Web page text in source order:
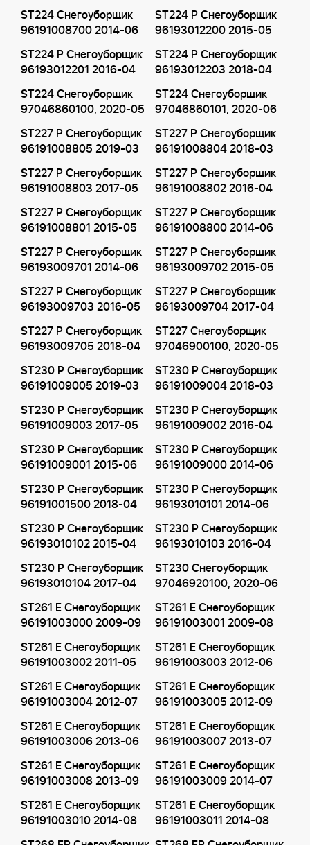
ST224 Снегоуборщик
96191008700 2014-06
ST224 P Снегоуборщик
96193012200 2015-05
ST224 P Снегоуборщик
96193012201 2016-04
ST224 P Снегоуборщик
96193012203 2018-04
ST224 Снегоуборщик
97046860100, 2020-05
ST224 Снегоуборщик
97046860101, 2020-06
ST227 P Снегоуборщик
96191008805 2019-03
ST227 P Снегоуборщик
96191008804 2018-03
ST227 P Снегоуборщик
96191008803 2017-05
ST227 P Снегоуборщик
96191008802 2016-04
ST227 P Снегоуборщик
96191008801 2015-05
ST227 P Снегоуборщик
96191008800 2014-06
ST227 P Снегоуборщик
96193009701 2014-06
ST227 P Снегоуборщик
96193009702 2015-05
ST227 P Снегоуборщик
96193009703 2016-05
ST227 P Снегоуборщик
96193009704 2017-04
ST227 P Снегоуборщик
96193009705 2018-04
ST227 Снегоуборщик
97046900100, 2020-05
ST230 P Снегоуборщик
96191009005 2019-03
ST230 P Снегоуборщик
96191009004 2018-03
ST230 P Снегоуборщик
96191009003 2017-05
ST230 P Снегоуборщик
96191009002 2016-04
ST230 P Снегоуборщик
96191009001 2015-06
ST230 P Снегоуборщик
96191009000 2014-06
ST230 P Снегоуборщик
96191001500 2018-04
ST230 P Снегоуборщик
96193010101 2014-06
ST230 P Снегоуборщик
96193010102 2015-04
ST230 P Снегоуборщик
96193010103 2016-04
ST230 P Снегоуборщик
96193010104 2017-04
ST230 Снегоуборщик
97046920100, 2020-06
ST261 E Снегоуборщик
96191003000 2009-09
ST261 E Снегоуборщик
96191003001 2009-08
ST261 E Снегоуборщик
96191003002 2011-05
ST261 E Снегоуборщик
96191003003 2012-06
ST261 E Снегоуборщик
96191003004 2012-07
ST261 E Снегоуборщик
96191003005 2012-09
ST261 E Снегоуборщик
96191003006 2013-06
ST261 E Снегоуборщик
96191003007 2013-07
ST261 E Снегоуборщик
96191003008 2013-09
ST261 E Снегоуборщик
96191003009 2014-07
ST261 E Снегоуборщик
96191003010 2014-08
ST261 E Снегоуборщик
96191003011 2014-08